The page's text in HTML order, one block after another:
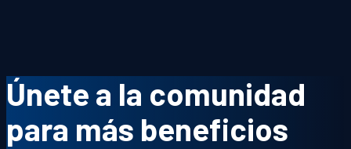
Únete a la comunidad
para más beneficios